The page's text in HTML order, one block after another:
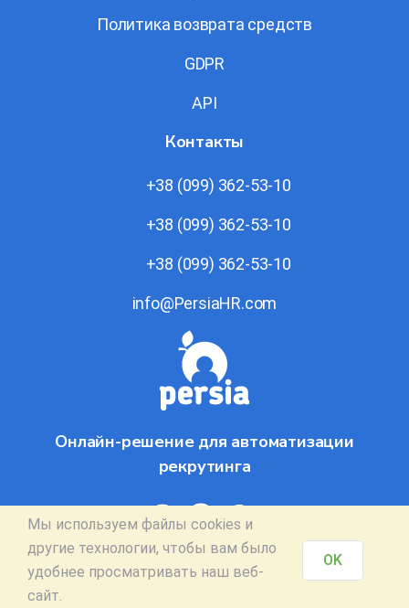
Онлайн-решение для автоматизации
рекрутинга
Политика возврата средств
GDPR
API
Контакты
+38 (099) 362-53-10
+38 (099) 362-53-10
+38 (099) 362-53-10
info@PersiaHR.com
Мы используем файлы cookies и
другие технологии, чтобы вам было
удобнее просматривать наш веб-
сайт.
OK